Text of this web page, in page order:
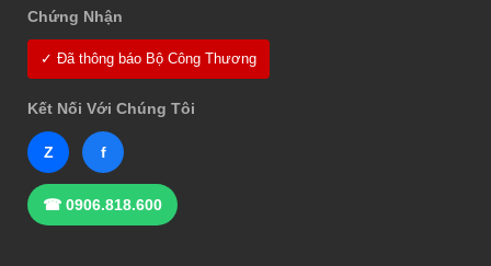
Chứng Nhận
✓ Đã thông báo Bộ Công Thương
Kết Nối Với Chúng Tôi
Z f
☎ 0906.818.600